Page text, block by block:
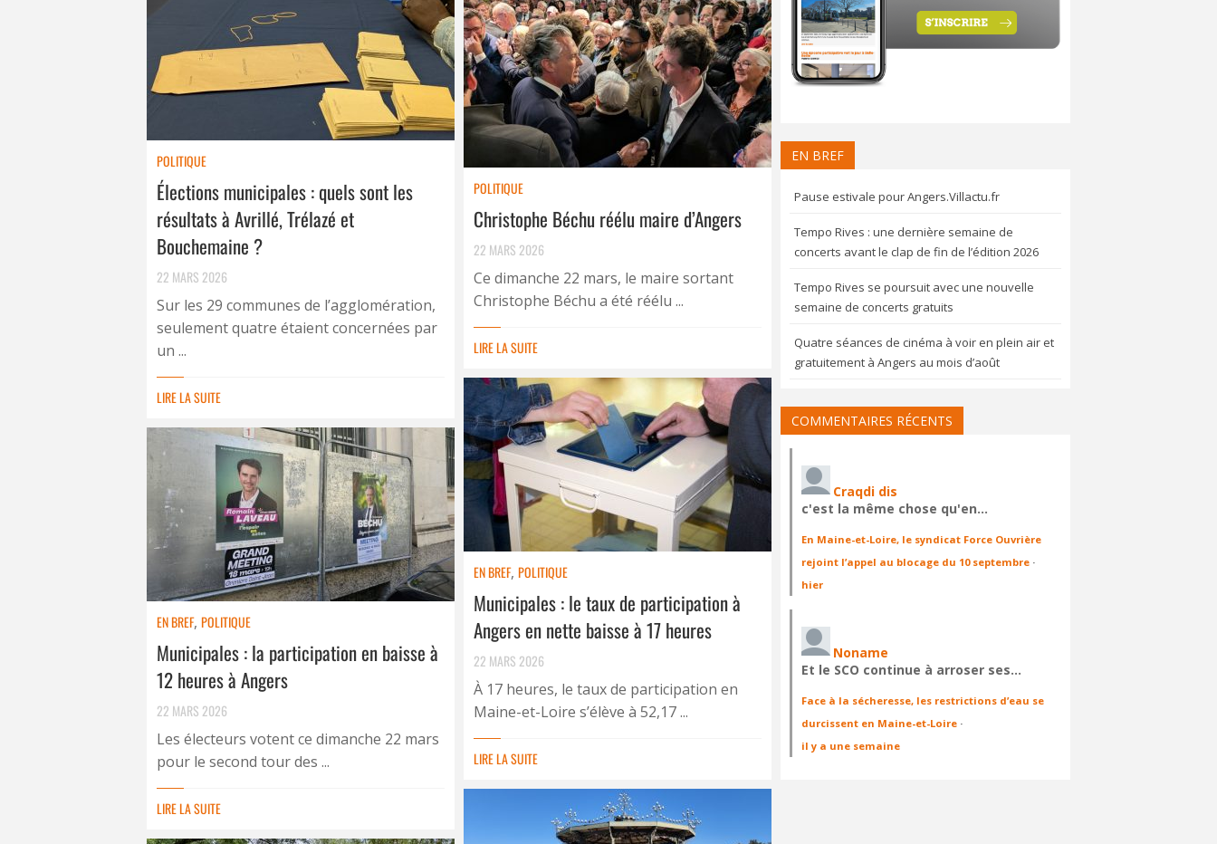
POLITIQUE
Élections municipales : quels sont les
résultats à Avrillé, Trélazé et
Bouchemaine ?
22 MARS 2026
Sur les 29 communes de l’agglomération,
seulement quatre étaient concernées par
un ...
LIRE LA SUITE
POLITIQUE
Christophe Béchu réélu maire d’Angers
22 MARS 2026
Ce dimanche 22 mars, le maire sortant
Christophe Béchu a été réélu ...
LIRE LA SUITE
EN BREF, POLITIQUE
Municipales : le taux de participation à
Angers en nette baisse à 17 heures
22 MARS 2026
À 17 heures, le taux de participation en
Maine-et-Loire s’élève à 52,17 ...
LIRE LA SUITE
EN BREF, POLITIQUE
Municipales : la participation en baisse à
12 heures à Angers
22 MARS 2026
Les électeurs votent ce dimanche 22 mars
pour le second tour des ...
LIRE LA SUITE
EN BREF
Pause estivale pour Angers.Villactu.fr
Tempo Rives : une dernière semaine de
concerts avant le clap de fin de l’édition 2026
Tempo Rives se poursuit avec une nouvelle
semaine de concerts gratuits
Quatre séances de cinéma à voir en plein air et
gratuitement à Angers au mois d’août
COMMENTAIRES RÉCENTS
Craqdi dis
c'est la même chose qu'en…
En Maine-et-Loire, le syndicat Force Ouvrière
rejoint l’appel au blocage du 10 septembre ·
hier
Noname
Et le SCO continue à arroser ses…
Face à la sécheresse, les restrictions d’eau se
durcissent en Maine-et-Loire ·
il y a une semaine